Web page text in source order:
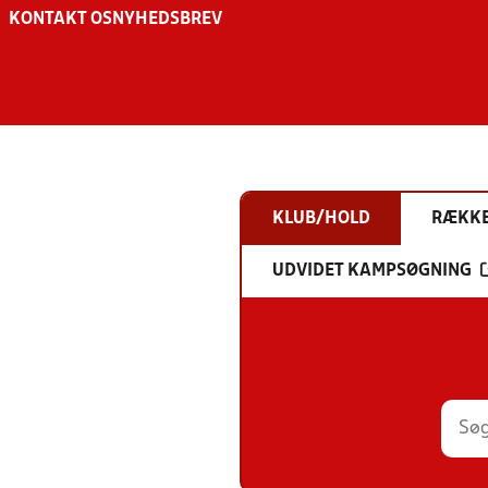
KONTAKT OS NYHEDSBREV
KLUB/HOLD
UDVIDET KAMPSØGNING